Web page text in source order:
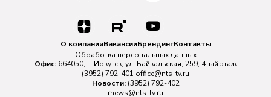
О компанииВакансииБрендингКонтакты
Обработка персональных данных
Офис: 664050, г. Иркутск, ул. Байкальская, 259, 4-ый этаж
(3952) 792-401 office@nts-tv.ru
Новости: (3952) 792-402
rnews@nts-tv.ru